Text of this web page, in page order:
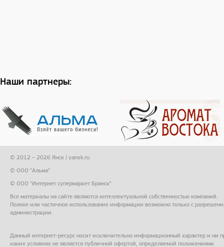
Наши партнеры:
© 2012 – 2026 Янск / yansk.ru
© ООО "Альма"
© ООО "Интернет супермаркет Брянск"
Все материалы на сайте являются интеллектуальной собственностью компаний.
Полное или частичное использование информации возможно только с
администрации.
Данный интернет-ресурс носит исключительно информационный характер и ни
каких условиях не является публичной офертой, определяемой положениями